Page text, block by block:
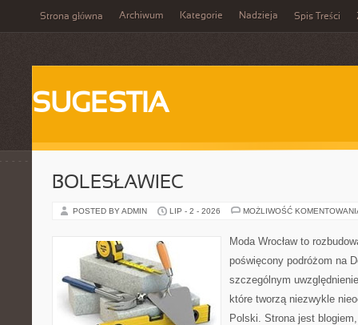
Strona główna Archiwum Kategorie Nadzieja Spis Treści
SUGESTIA
BOLESŁAWIEC
POSTED BY ADMIN LIP - 2 - 2026 MOŻLIWOŚĆ
Moda Wrocław to
poświęcony podróżom na
szczególnym
które tworzą niezwykle
Polski. Strona jest